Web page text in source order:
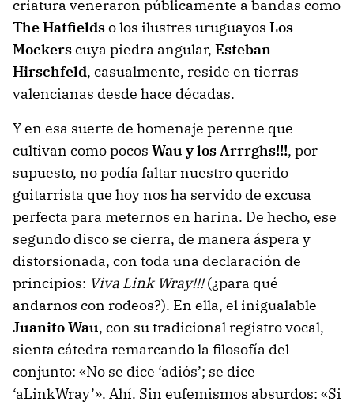
criatura veneraron públicamente a bandas como
The Hatfieldso los ilustres uruguayos Los
Mockerscuya piedra angular, Esteban
Hirschfeld, casualmente, reside en tierras
valencianas desde hace décadas.
Y en esa suerte de homenaje perenne que
cultivan como pocos Wau y los Arrrghs!!!, por
supuesto, no podía faltar nuestro querido
guitarrista que hoy nos ha servido de excusa
perfecta para meternos en harina. De hecho, ese
segundo disco se cierra, de manera áspera y
distorsionada, con toda una declaración de
principios: Viva Link Wray!!!(¿para qué
andarnos con rodeos?). En ella, el inigualable
Juanito Wau, con su tradicional registro vocal,
sienta cátedra remarcando la filosofía del
conjunto: «No se dice ‘adiós’; se dice
‘aLinkWray’». Ahí. Sin eufemismos absurdos: «Si